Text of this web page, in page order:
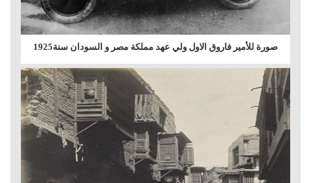
صورة للأمير فاروق الاول ولي عهد مملكة مصر و السودان سنة1925